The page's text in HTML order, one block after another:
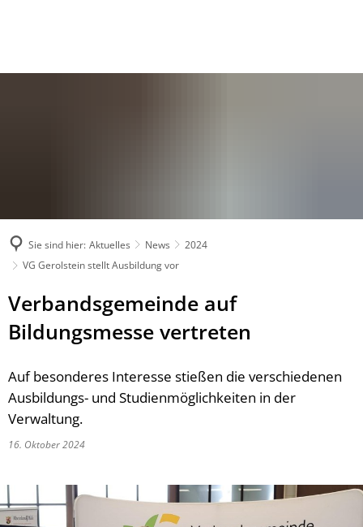
Sie sind hier: Aktuelles News
2024
VG Gerolstein stellt Ausbildung vor
Verbandsgemeinde auf
Bildungsmesse vertreten
Auf besonderes Interesse stießen die verschiedenen
Ausbildungs- und Studienmöglichkeiten in der
Verwaltung.
16. Oktober 2024